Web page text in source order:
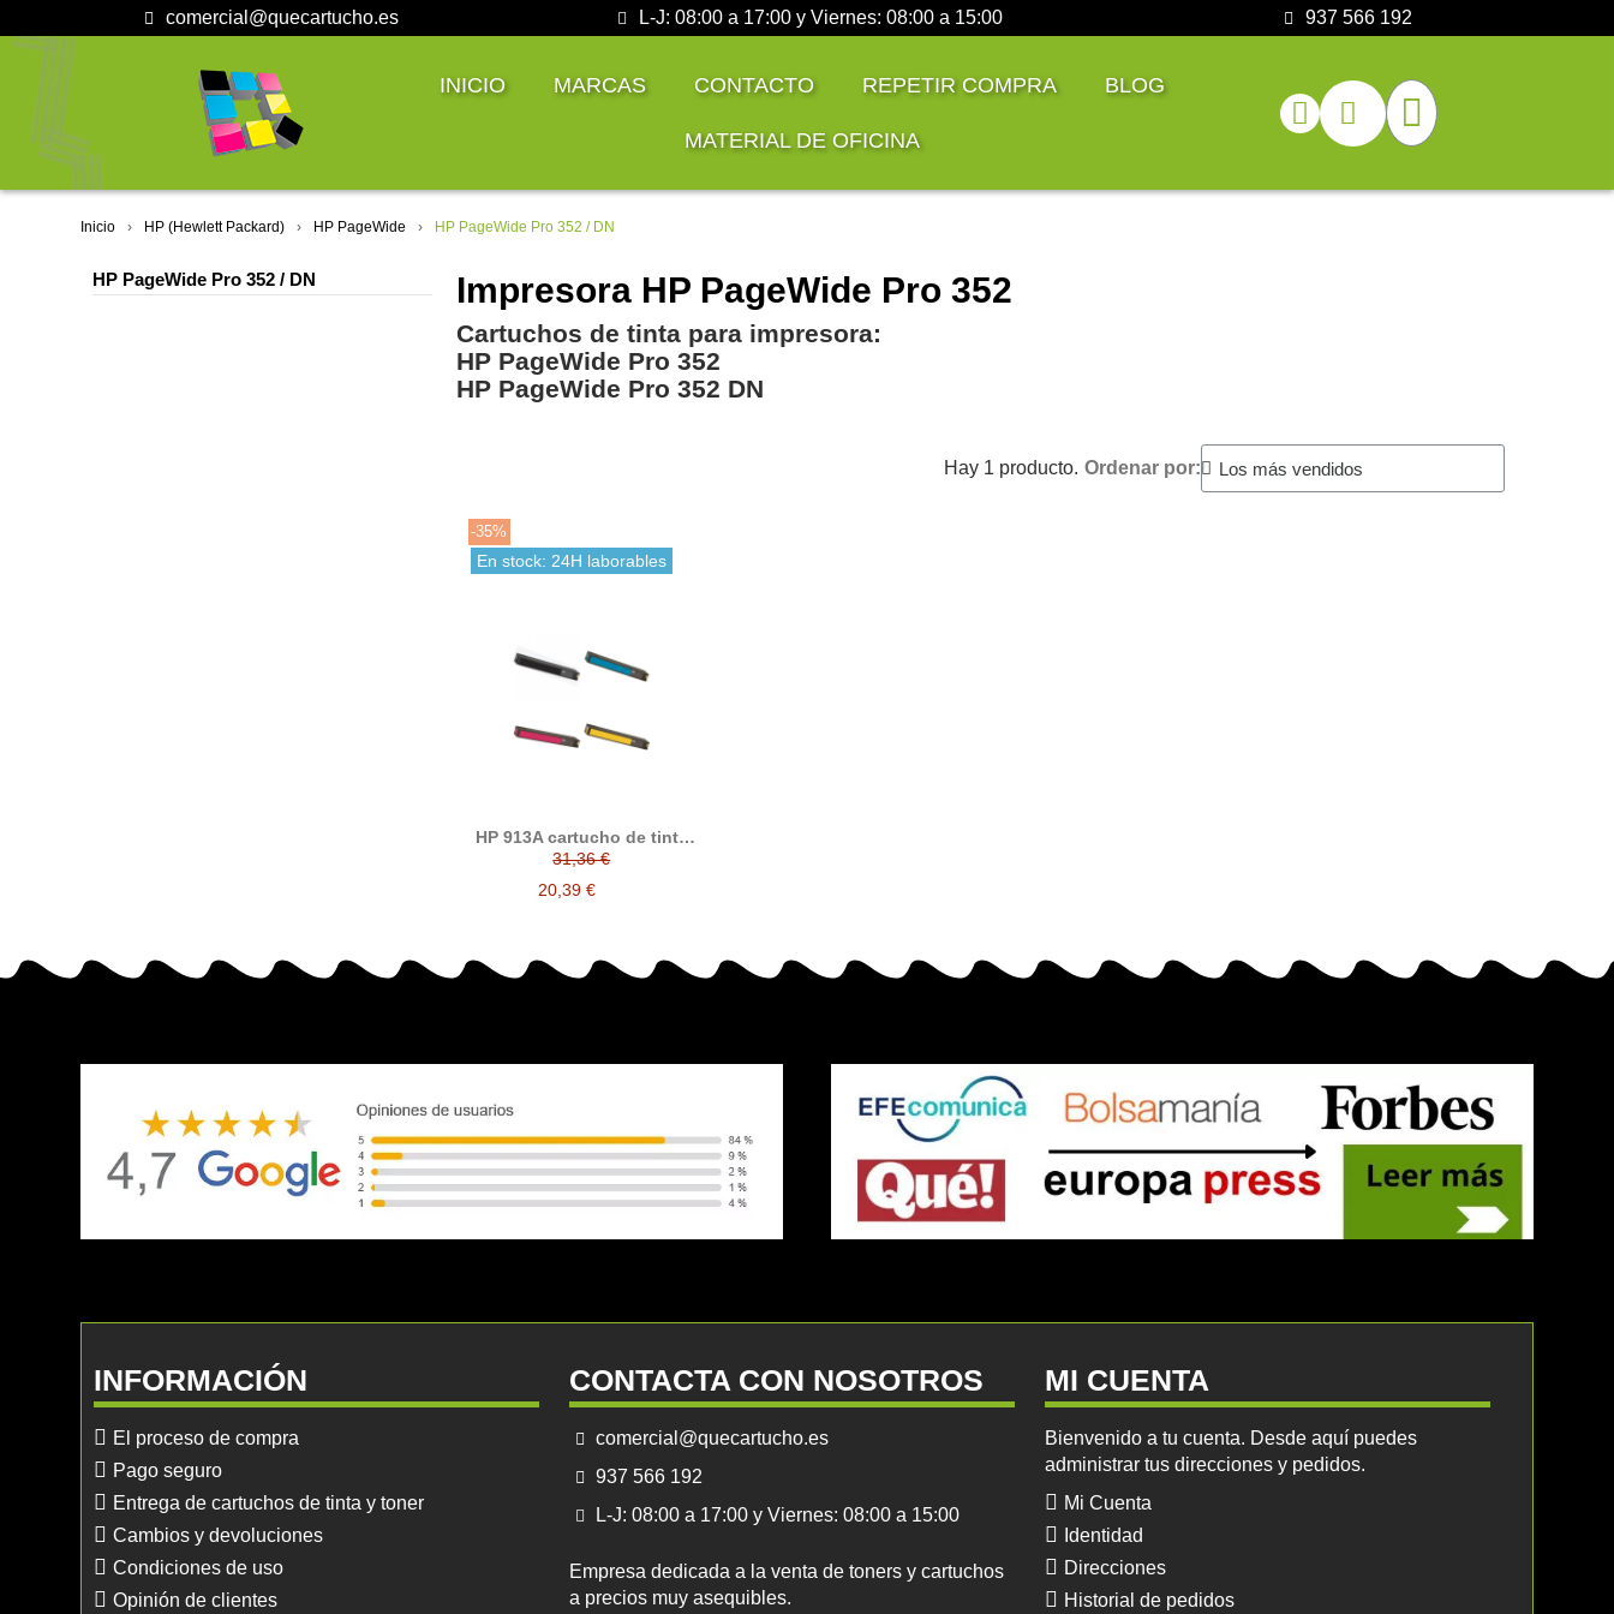
comercial@quecartucho.es L-J: 08:00 a 17:00 y Viernes: 08:00 a 15:00 937 566 192
INICIO MARCAS CONTACTO REPETIR COMPRA BLOG
MATERIAL DE OFICINA
Inicio HP (Hewlett Packard) HP PageWide HP PageWide Pro 352 / DN
HP PageWide Pro 352 / DN Impresora HP PageWide Pro 352
Cartuchos de tinta para impresora:
HP PageWide Pro 352
HP PageWide Pro 352 DN
Hay 1 producto. Ordenar por:
-35%
En stock: 24H laborables
HP 913A cartucho de tinta
compatible
31,36 €
20,39 €
INFORMACIÓN
El proceso de compra
Pago seguro
Entrega de cartuchos de tinta y toner
Cambios y devoluciones
Condiciones de uso
Opinión de clientes
CONTACTA CON NOSOTROS
comercial@quecartucho.es
937 566 192
L-J: 08:00 a 17:00 y Viernes: 08:00 a 15:00
Empresa dedicada a la venta de toners y cartuchos
a precios muy asequibles.
MI CUENTA
Bienvenido a tu cuenta. Desde aquí puedes
administrar tus direcciones y pedidos.
Mi Cuenta
Identidad
Direcciones
Historial de pedidos